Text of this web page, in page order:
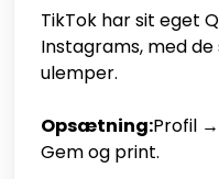
TikTok har sit eget
Instagrams, med
ulemper.
Opsætning:Profil
Gem og print.